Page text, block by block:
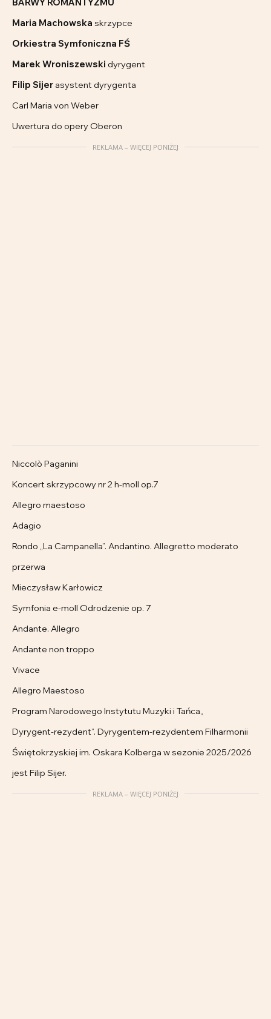
BARWY ROMANTYZMU
Maria Machowska skrzypce
Orkiestra Symfoniczna FŚ
Marek Wroniszewski dyrygent
Filip Sijer asystent dyrygenta
Carl Maria von Weber
Uwertura do opery Oberon
REKLAMA – WIĘCEJ PONIŻEJ
Niccolò Paganini
Koncert skrzypcowy nr 2 h-moll op.7
Allegro maestoso
Adagio
Rondo „La Campanella”. Andantino. Allegretto moderato
przerwa
Mieczysław Karłowicz
Symfonia e-moll Odrodzenie op. 7
Andante. Allegro
Andante non troppo
Vivace
Allegro Maestoso
Program Narodowego Instytutu Muzyki i Tańca„
Dyrygent-rezydent”. Dyrygentem-rezydentem Filharmonii
Świętokrzyskiej im. Oskara Kolberga w sezonie 2025/2026
jest Filip Sijer.
REKLAMA – WIĘCEJ PONIŻEJ